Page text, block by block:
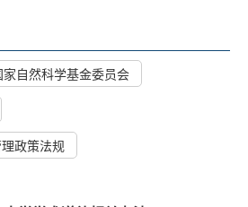
家自然科学基金委员会
政策法规